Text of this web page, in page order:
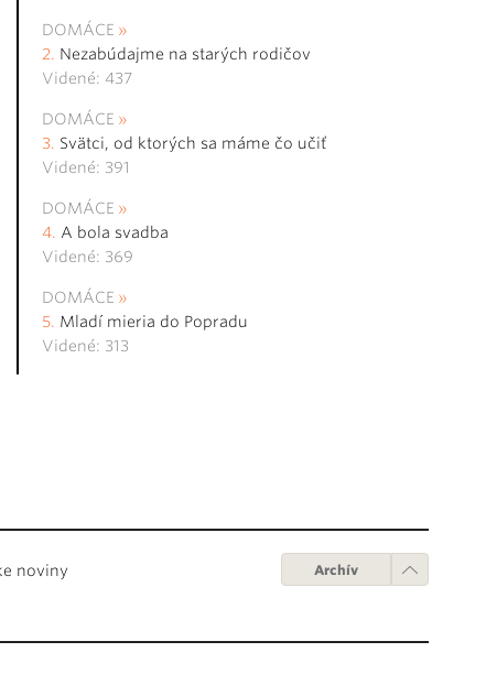
DOMÁCE
Nezabúdajme na starých rodičov
Videné: 437
DOMÁCE
Svätci, od ktorých sa máme čo učiť
Videné: 391
DOMÁCE
A bola svadba
Videné: 369
DOMÁCE
Mladí mieria do Popradu
Videné: 313
noviny Archív